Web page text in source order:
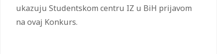
ukazuju Studentskom centru IZ u BiH prijavom
na ovaj Konkurs.